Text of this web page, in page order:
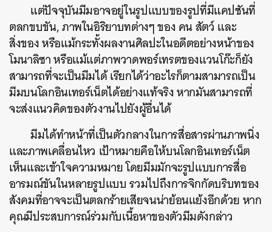
แต่ปัจจุบันมีมอาจอยู่ในรูปแบบของรูปที่มีแคปชันที่
ตลกขบขัน, ภาพในอิริยาบทต่างๆ ของ คน สัตว์ และ
สิ่งของ หรือแม้กระทั้งผลงานศิลปะในอดีตอย่างหน้าของ
โมนาลิซา หรือแม้แต่ภาพวาดพอร์เทรตของแวนโก๊ะก็ยัง
สามารถที่จะเป็นมีมได้ เรียกได้ว่าอะไรก็ตามสามารถเป็น
มีมบนโลกอินเทอร์เน็ตได้อย่างแท้จริง หากมันสามารถที่
จะส่งแนวคิดของตัวงานไปยังผู้อื่นได้
มีมได้ทำหน้าที่เป็นตัวกลางในการสื่อสารผ่านภาพนิ่ง
และภาพเคลื่อนไหว เป้าหมายคือให้บนโลกอินเทอร์เน็ต
เห็นและเข้าใจความหมาย โดยมีมมักจะรูปแบบการสื่อ
อารมณ์ขันในหลายรูปแบบ รวมไปถึงการจิกกัดบริบทของ
สังคมที่อาจจะเป็นตลกร้ายเสียจนน่าย้อนแย้งอีกด้วย หาก
คุณมีประสบการณ์ร่วมกับเนื้อหาของตัวมีมดังกล่าว